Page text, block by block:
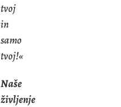
tvoj
in
samo
tvoj!«
Naše
življenje